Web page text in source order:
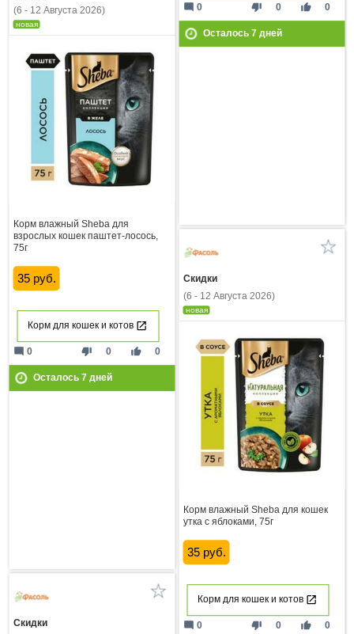
thumb_down 0 thumb_up 0
mode_comment 0
Осталось 7дней
(6 - 12 Августа 2026)
новая
Корм влажный Sheba для
взрослых кошек паштет-лосось,
75г
35 руб.
Корм для кошек и котов
thumb_down 0 thumb_up 0
mode_comment 0
Осталось 7дней
Скидки
(6 - 12 Августа 2026)
новая
Корм влажный Sheba для кошек
утка с яблоками, 75г
35 руб.
Корм для кошек и котов
thumb_down 0 thumb_up 0
mode_comment 0
Скидки